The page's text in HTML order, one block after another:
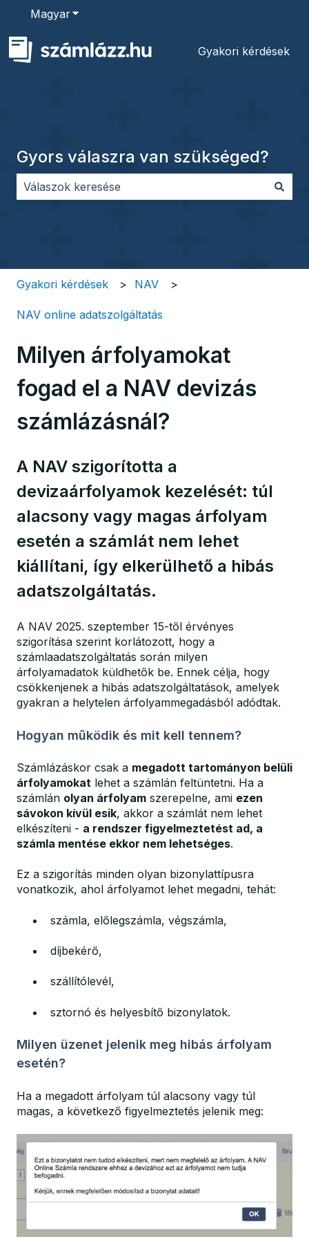
MagyarAlmenü megjelenítése fordításokhoz
Gyakori kérdések
Gyors válaszra van szükséged?
Gyakori kérdések NAV
NAV online adatszolgáltatás
Milyen árfolyamokat
fogad el a NAV devizás
számlázásnál?
A NAV szigorította a
devizaárfolyamok kezelését: túl
alacsony vagy magas árfolyam
esetén a számlát nem lehet
kiállítani, így elkerülhető a hibás
adatszolgáltatás.
A NAV 2025. szeptember 15-től érvényes
szigorítása szerint korlátozott, hogy a
számlaadatszolgáltatás során milyen
árfolyamadatok küldhetők be. Ennek célja, hogy
csökkenjenek a hibás adatszolgáltatások, amelyek
gyakran a helytelen árfolyammegadásból adódtak.
Hogyan működik és mit kell tennem?
Számlázáskor csak a megadott tartományon belüli
árfolyamokat lehet a számlán feltüntetni. Ha a
számlán olyan árfolyam szerepelne, ami ezen
sávokon kívül esik, akkor a számlát nem lehet
elkészíteni - a rendszer figyelmeztetést ad, a
számla mentése ekkor nem lehetséges.
Ez a szigorítás minden olyan bizonylattípusra
vonatkozik, ahol árfolyamot lehet megadni, tehát:
számla, előlegszámla, végszámla,
díjbekérő,
szállítólevél,
sztornó és helyesbítő bizonylatok.
Milyen üzenet jelenik meg hibás árfolyam
esetén?
Ha a megadott árfolyam túl alacsony vagy túl
magas, a következő figyelmeztetés jelenik meg: